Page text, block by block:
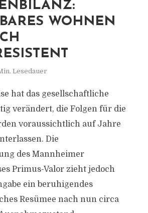
WOHNEN
Lesedauer
hat das gesellschaftliche
verändert, die Folgen für die
voraussichtlich auf Jahre
Die
des Mannheimer
Primus-Valor zieht jedoch
ein beruhigendes
Resümee nach nun circa